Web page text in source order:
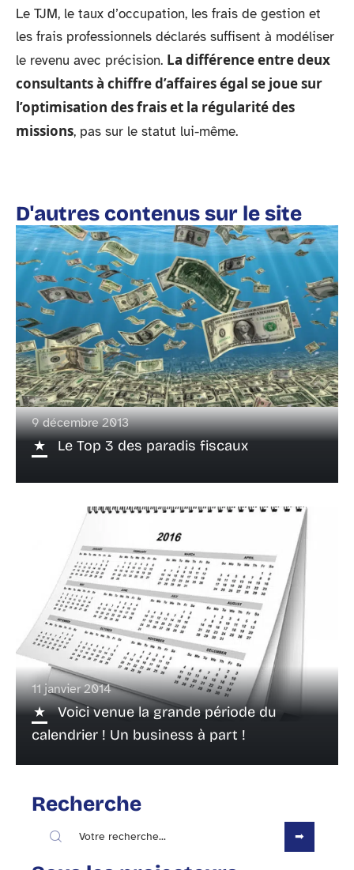
Le TJM, le taux d’occupation, les frais de gestion et
les frais professionnels déclarés suffisent à modéliser
le revenu avec précision. La différence entre deux
consultants à chiffre d’affaires égal se joue sur
l’optimisation des frais et la régularité des
missions, pas sur le statut lui-même.
D'autres contenus sur le site
9 décembre 2013
Le Top 3 des paradis fiscaux
11 janvier 2014
Voici venue la grande période du
calendrier ! Un business à part !
Recherche